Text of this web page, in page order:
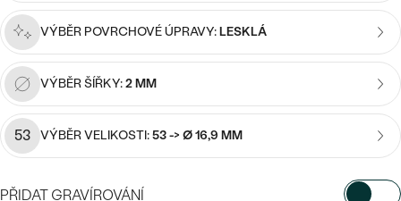
Wave kolekce
PODLE TVARU KAMENE
NA MÍRU
DIAMANTY
PROHLÉDNOUT
Personalizované
přívěsky
Nejprodávanější
prsteny
PROHLÉDNOUT
VÝBĚR POVRCHOVÉ ÚPRAVY:LESKLÁ
VÝBĚR ŠÍŘKY:2 MM
53 VÝBĚR VELIKOSTI:53 -> Ø 16,9 MM
PŘIDAT GRAVÍROVÁNÍ